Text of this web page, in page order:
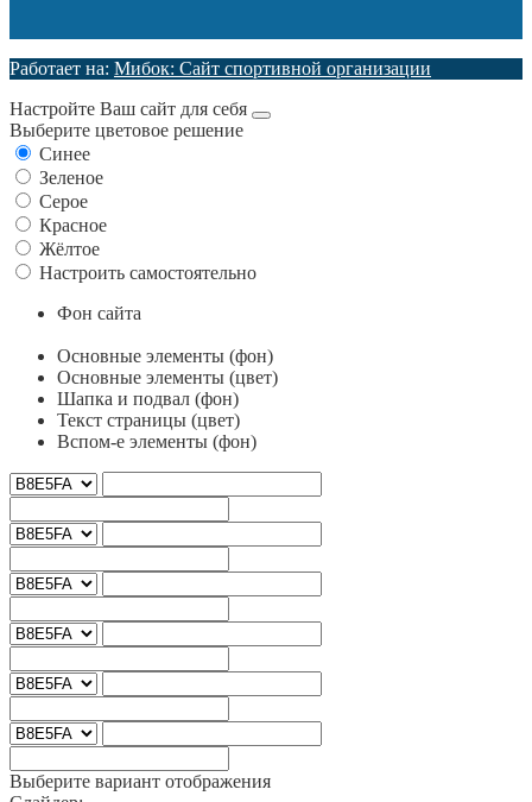
Работает на: Мибок: Сайт спортивной организации
Настройте Ваш сайт для себя
Выберите цветовое решение
Синее
Зеленое
Серое
Красное
Жёлтое
Настроить самостоятельно
Фон сайта
Основные элементы (фон)
Основные элементы (цвет)
Шапка и подвал (фон)
Текст страницы (цвет)
Вспом-е элементы (фон)
Выберите вариант отображения